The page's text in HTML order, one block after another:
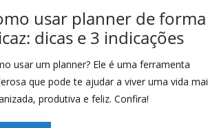
usar planner de forma
dicas e 3 indicações
usar um planner? Ele é uma ferramenta
que pode te ajudar a viver uma vida
produtiva e feliz. Confira!